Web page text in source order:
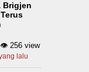
Brigjen
👁 256 view
lalu